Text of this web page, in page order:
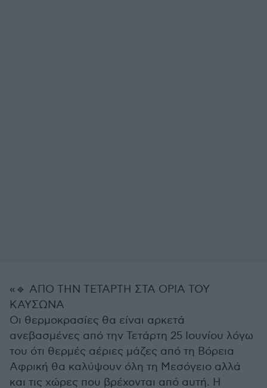
«🔹 ΑΠΟ ΤΗΝ ΤΕΤΑΡΤΗ ΣΤΑ ΟΡΙΑ ΤΟΥ
ΚΑΥΣΩΝΑ
Οι θερμοκρασίες θα είναι αρκετά
ανεβασμένες από την Τετάρτη 25 Ιουνίου λόγω
του ότι θερμές αέριες μάζες από τη Βόρεια
Αφρική θα καλύψουν όλη τη Μεσόγειο αλλά
και τις χώρες που βρέχονται από αυτή. Η